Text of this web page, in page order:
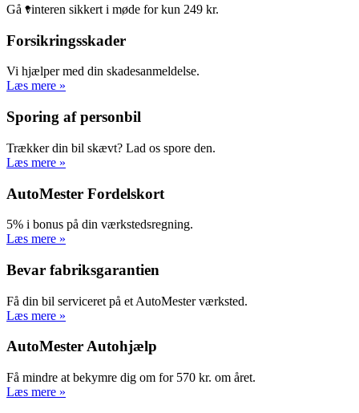
Gå vinteren sikkert i møde for kun 249 kr.
Forsikringsskader
Vi hjælper med din skadesanmeldelse.
Læs mere »
Sporing af personbil
Trækker din bil skævt? Lad os spore den.
Læs mere »
AutoMester Fordelskort
5% i bonus på din værkstedsregning.
Læs mere »
Bevar fabriksgarantien
Få din bil serviceret på et AutoMester værksted.
Læs mere »
AutoMester Autohjælp
Få mindre at bekymre dig om for 570 kr. om året.
Læs mere »